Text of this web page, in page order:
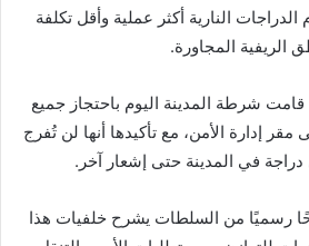
النارية أكثر عملية وأقل تكلفة
الريفية المجاورة.
شرطة المدينة اليوم باحتجاز جميع
مقر إدارة الأمن، مع تأكيدها أنها لن تُفرج
في المدينة حتى إشعار آخر.
رسميًا من السلطات يشرح خلفيات هذا